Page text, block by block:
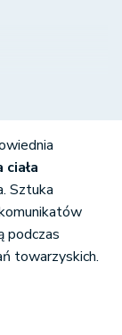
ciała
Sztuka
podczas
towarzyskich.